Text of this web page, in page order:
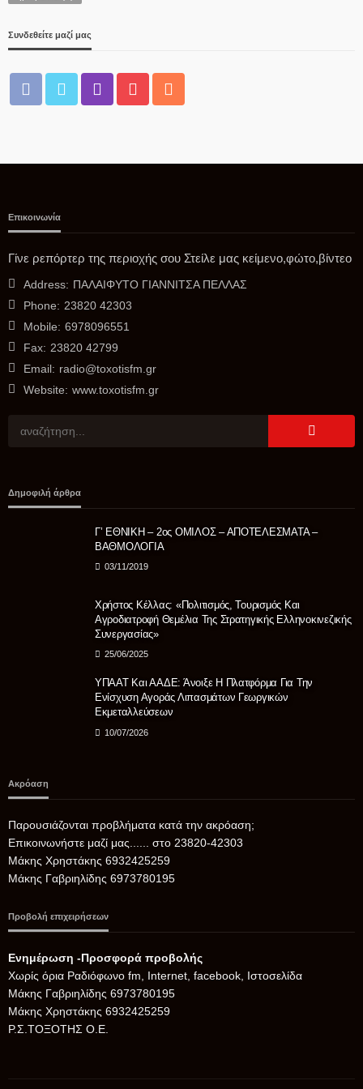
Μητροπόλεώς μας
διασύνδεση σημαίνει πυρκαγιά- Πρωτοφανής αμέλεια
κυβέρνησης και ιδιωτικού ΔΕΔΔΗΕ για την υπογειοποίηση
Συνδεθείτε μαζί μας
Επικοινωνία
Γίνε ρεπόρτερ της περιοχής σου Στείλε μας κείμενο,φώτο,βίντεο
Address: ΠΑΛΑΙΦΥΤΟ ΓΙΑΝΝΙΤΣΑ ΠΕΛΛΑΣ
Phone: 23820 42303
Mobile: 6978096551
Fax: 23820 42799
Email: radio@toxotisfm.gr
Website: www.toxotisfm.gr
Δημοφιλή άρθρα
Γ’ ΕΘΝΙΚΗ – 2ος ΟΜΙΛΟΣ – ΑΠΟΤΕΛΕΣΜΑΤΑ –
ΒΑΘΜΟΛΟΓΙΑ
03/11/2019
Χρήστος Κέλλας: «Πολιτισμός, Τουρισμός Και
Αγροδιατροφή Θεμέλια Της Στρατηγικής Ελληνοκινεζικής
Συνεργασίας»
25/06/2025
ΥΠΑΑΤ Και ΑΑΔΕ: Άνοιξε Η Πλατφόρμα Για Την
Ενίσχυση Αγοράς Λιπασμάτων Γεωργικών
Εκμεταλλεύσεων
10/07/2026
Ακρόαση
Παρουσιάζονται προβλήματα κατά την ακρόαση;
Επικοινωνήστε μαζί μας...... στο 23820-42303
Μάκης Χρηστάκης 6932425259
Μάκης Γαβριηλίδης 6973780195
Προβολή επιχειρήσεων
Ενημέρωση -Προσφορά προβολής
Xωρίς όρια Ραδιόφωνο fm, Internet, facebook, Ιστοσελίδα
Μάκης Γαβριηλίδης 6973780195
Μάκης Χρηστάκης 6932425259
Ρ.Σ.ΤΟΞΟΤΗΣ Ο.Ε.